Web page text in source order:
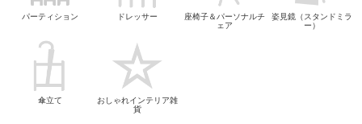
パーティション ドレッサー
座椅子＆パーソナルチ
ェア
姿見鏡（スタンドミラ
ー）
傘立て
おしゃれインテリア雑
貨